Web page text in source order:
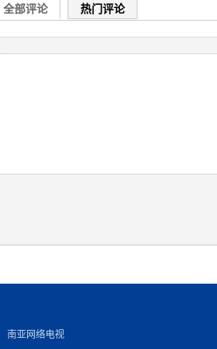
全部评论 热门评论
南亚网络电视